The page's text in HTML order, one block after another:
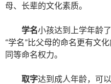
母、长辈的文化素质。
学名小孩达到上学年龄
“学名”比父母的命名更有文
同等命名权力。
取字达到成人年龄，可